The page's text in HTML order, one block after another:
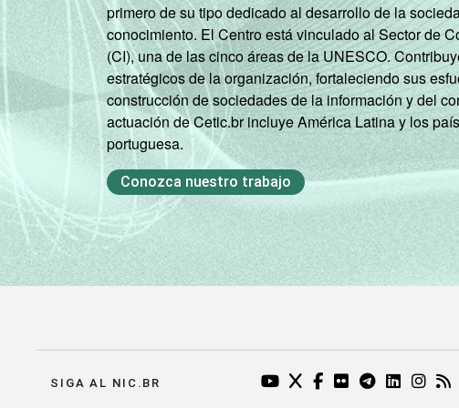
primero de su tipo dedicado al desarrollo de la
conocimiento. El Centro está vinculado al Sector de
(CI), una de las cinco áreas de la UNESCO.
estratégicos de la organización, fortaleciendo sus
construcción de sociedades de la información y del
actuación de Cetic.br incluye América Latina y los
portuguesa.
Conozca nuestro trabajo
SIGA AL NIC.BR YOUTUBE DO NIC.BR (ABRE
TWITTER DO NIC.BR
FACEBOOK DO
FLICKR DO
TELEGRAM
LINKEDIN